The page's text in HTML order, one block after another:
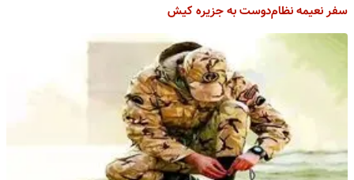
سفر نعیمه نظام‌دوست به جزیره کیش